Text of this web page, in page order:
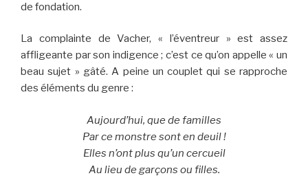
de fondation.
La complainte de Vacher, « l’éventreur » est assez
affligeante par son indigence ; c’est ce qu’on appelle « un
beau sujet » gâté. A peine un couplet qui se rapproche
des éléments du genre :
Aujourd’hui, que de familles
Par ce monstre sont en deuil !
Elles n’ont plus qu’un cercueil
Au lieu de garçons ou filles.